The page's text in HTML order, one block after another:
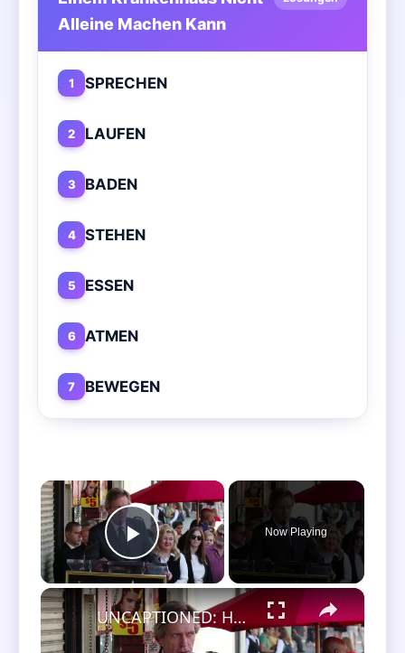
Alleine Machen Kann
1 SPRECHEN
2 LAUFEN
3 BADEN
4 STEHEN
5 ESSEN
6 ATMEN
7 BEWEGEN
×
Play Video
Now Playing
×
UNCAPTIONED: Hugh Laurie responds to viral criticism of House.